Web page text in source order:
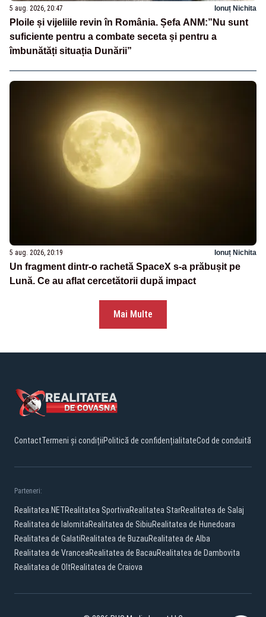
5 aug. 2026, 20:47 Ionuț Nichita
Ploile și vijeliile revin în România. Șefa ANM:”Nu sunt
suficiente pentru a combate seceta și pentru a
îmbunătăți situația Dunării”
5 aug. 2026, 20:19 Ionuț Nichita
Un fragment dintr-o rachetă SpaceX s-a prăbușit pe
Lună. Ce au aflat cercetătorii după impact
Mai Multe
ContactTermeni și condițiiPolitică de confidențialitateCod de conduită
Parteneri:
Realitatea.NETRealitatea SportivaRealitatea StarRealitatea de Salaj
Realitatea de IalomitaRealitatea de SibiuRealitatea de Hunedoara
Realitatea de GalatiRealitatea de BuzauRealitatea de Alba
Realitatea de VranceaRealitatea de BacauRealitatea de Dambovita
Realitatea de OltRealitatea de Craiova